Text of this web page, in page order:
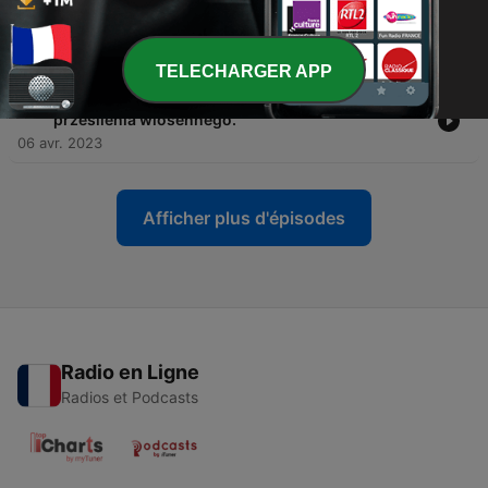
23
Życie w ROZKROKU - trwanie w beznadzieji vs
trudne decyzje.
14 avr. 2023
22 - Jak odzyskać ENERGIĘ na wiosnę? Syndrom
przesilenia wiosennego.
06 avr. 2023
Afficher plus d'épisodes
Radio en Ligne
Radios et Podcasts
TELECHARGER APP